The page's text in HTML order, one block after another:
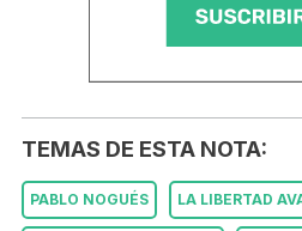
TEMAS DE ESTA NOTA:
PABLO NOGUÉS LA LIBERTAD